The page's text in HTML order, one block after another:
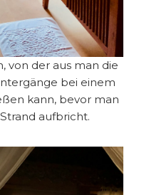
von der aus man die
bei einem
kann, bevor man
aufbricht.